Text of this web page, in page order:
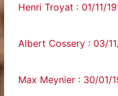
Henri Troyat : 01/11/
Albert Cossery : 03/
Max Meynier : 30/01/